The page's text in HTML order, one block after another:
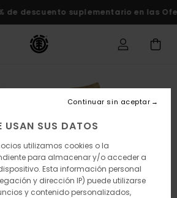
descuento suplementario en las
USAN SUS DATOS
utilizamos cookies o la
para almacenar y/o acceder a
Esta información personal
y dirección IP) puede utilizarse
y contenido personalizados,
Continuar sin aceptar